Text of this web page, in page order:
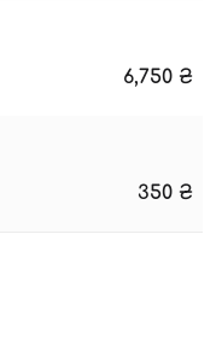
6,750 ₴
350 ₴